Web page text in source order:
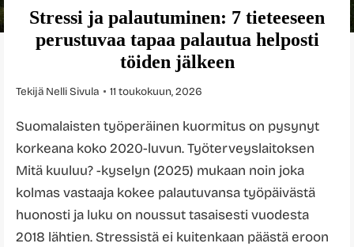
Stressi ja palautuminen: 7 tieteeseen
perustuvaa tapaa palautua helposti
töiden jälkeen
Tekijä Nelli Sivula 11 toukokuun, 2026
Suomalaisten työperäinen kuormitus on pysynyt
korkeana koko 2020-luvun. Työterveyslaitoksen
Mitä kuuluu? -kyselyn (2025) mukaan noin joka
kolmas vastaaja kokee palautuvansa työpäivästä
huonosti ja luku on noussut tasaisesti vuodesta
2018 lähtien. Stressistä ei kuitenkaan päästä eroon